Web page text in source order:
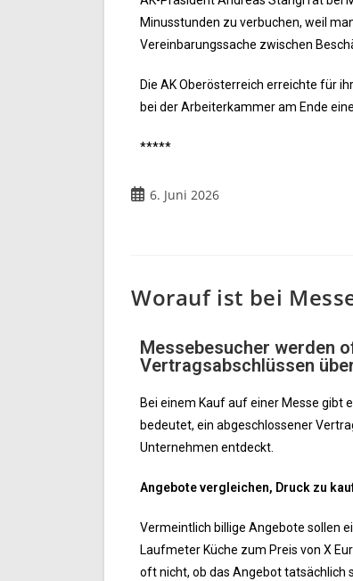
Minusstunden zu verbuchen, weil
Vereinbarungssache zwischen
Die AK Oberösterreich erreichte für
bei der Arbeiterkammer am Ende
*****
6. Juni 2026
Worauf ist bei
Messebesucher werden
Vertragsabschlüssen
Bei einem Kauf auf einer Messe gibt
bedeutet, ein abgeschlossener
Unternehmen entdeckt.
Angebote vergleichen, Druck zu
Vermeintlich billige Angebote sollen
Laufmeter Küche zum Preis von X
oft nicht, ob das Angebot tatsächlich